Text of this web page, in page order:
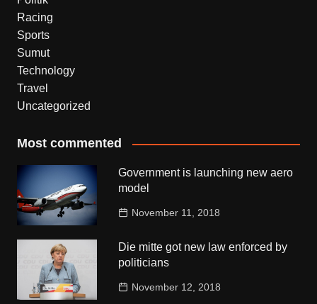
Racing
Sports
Sumut
Technology
Travel
Uncategorized
Most commented
Government is launching new aero
model
November 11, 2018
Die mitte got new law enforced by
politicians
November 12, 2018